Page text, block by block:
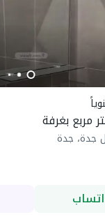
جدة، جدة